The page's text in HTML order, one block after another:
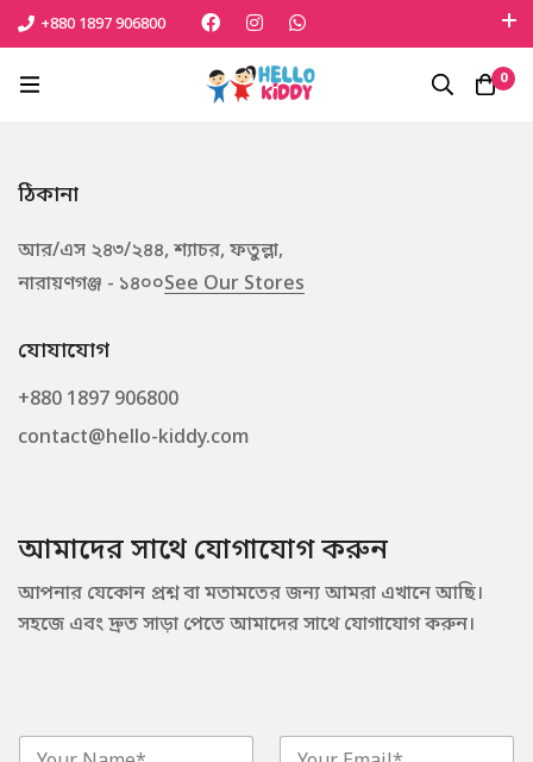
+880 1897 906800
Shop Now
0
আমাদের সাথে যোগাযোগ করুন
আপনার যেকোন প্রশ্ন বা মতামতের জন্য আমরা এখানে আছি।
সহজে এবং দ্রুত সাড়া পেতে আমাদের সাথে যোগাযোগ করুন।
N
E
ঠিকানা
আর/এস ২৪৩/২৪৪, শ্যাচর, ফতুল্লা,
নারায়ণগঞ্জ - ১৪০০See Our Stores
যোযাযোগ
+880 1897 906800
contact@hello-kiddy.com